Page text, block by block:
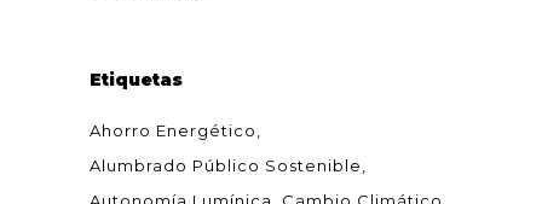
Etiquetas
Ahorro Energético
Alumbrado Público Sostenible